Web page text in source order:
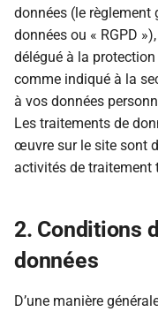
données (le règlement
données ou « RGPD
délégué à la
comme indiqué à la
à vos données
Les traitements de
œuvre sur le site sont
activités de traitement
2. Conditions
données
D’une manière